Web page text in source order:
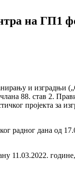
на ГП1
и изградњи
88. став 2.
пројекта за
радног дана од
11.03.2022.